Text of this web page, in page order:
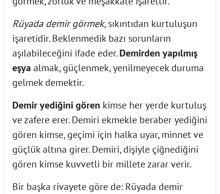
Rüyada demir görmek, sıkıntıdan kurtuluşun
işaretidir. Beklenmedik bazı sorunların
aşılabileceğini ifade eder.Demirden yapılmış
eşya almak, güçlenmek, yenilmeyecek duruma
gelmek demektir.
Demir yediğini gören kimse her yerde kurtuluş
ve zafere erer. Demiri ekmekle beraber yediğini
gören kimse, geçimi için halka uyar, minnet ve
güçlük altına girer. Demiri, dişiyle çiğnediğini
gören kimse kuvvetli bir millete zarar verir.
Bir başka rivayete göre de: Rüyada demir